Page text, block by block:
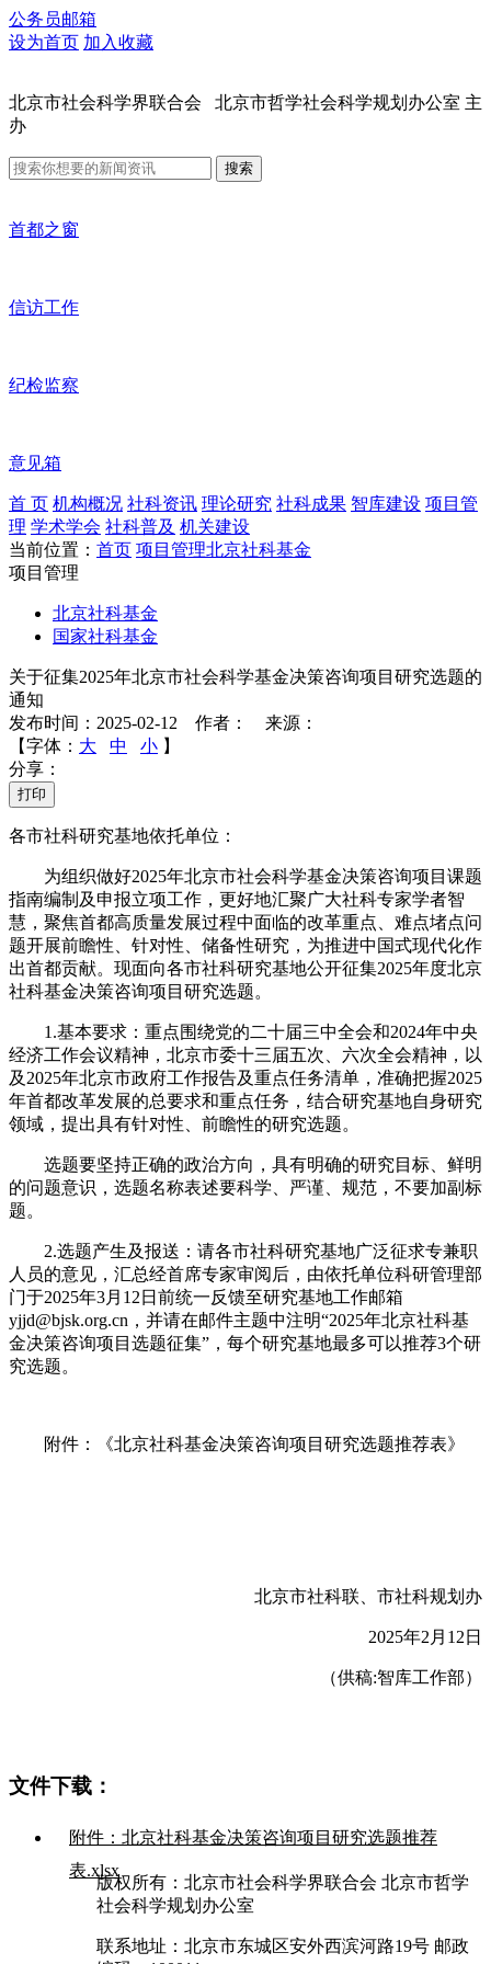
公务员邮箱
设为首页 加入收藏
北京市社会科学界联合会 北京市哲学社会科学规划办公室 主
办
搜索
首都之窗
信访工作
纪检监察
意见箱
首 页 机构概况 社科资讯 理论研究 社科成果 智库建设 项目管
理 学术学会 社科普及 机关建设
当前位置： 首页 项目管理北京社科基金
项目管理
北京社科基金
国家社科基金
关于征集2025年北京市社会科学基金决策咨询项目研究选题的
通知
发布时间：2025-02-12 作者： 来源：
【字体： 大 中 小 】
分享：
打印
各市社科研究基地依托单位：
为组织做好2025年北京市社会科学基金决策咨询项目课题
指南编制及申报立项工作，更好地汇聚广大社科专家学者智
慧，聚焦首都高质量发展过程中面临的改革重点、难点堵点问
题开展前瞻性、针对性、储备性研究，为推进中国式现代化作
出首都贡献。现面向各市社科研究基地公开征集2025年度北京
社科基金决策咨询项目研究选题。
1.基本要求：重点围绕党的二十届三中全会和2024年中央
经济工作会议精神，北京市委十三届五次、六次全会精神，以
及2025年北京市政府工作报告及重点任务清单，准确把握2025
年首都改革发展的总要求和重点任务，结合研究基地自身研究
领域，提出具有针对性、前瞻性的研究选题。
选题要坚持正确的政治方向，具有明确的研究目标、鲜明
的问题意识，选题名称表述要科学、严谨、规范，不要加副标
题。
2.选题产生及报送：请各市社科研究基地广泛征求专兼职
人员的意见，汇总经首席专家审阅后，由依托单位科研管理部
门于2025年3月12日前统一反馈至研究基地工作邮箱
yjjd@bjsk.org.cn，并请在邮件主题中注明“2025年北京社科基
金决策咨询项目选题征集”，每个研究基地最多可以推荐3个研
究选题。
附件：《北京社科基金决策咨询项目研究选题推荐表》
北京市社科联、市社科规划办
2025年2月12日
（供稿:智库工作部）
文件下载：
附件：北京社科基金决策咨询项目研究选题推荐
表.xlsx
版权所有：北京市社会科学界联合会 北京市哲学
社会科学规划办公室
联系地址：北京市东城区安外西滨河路19号 邮政